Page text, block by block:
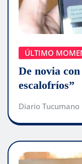
ÚLTIMO
De novia
escalofríos”
Diario Tucumano